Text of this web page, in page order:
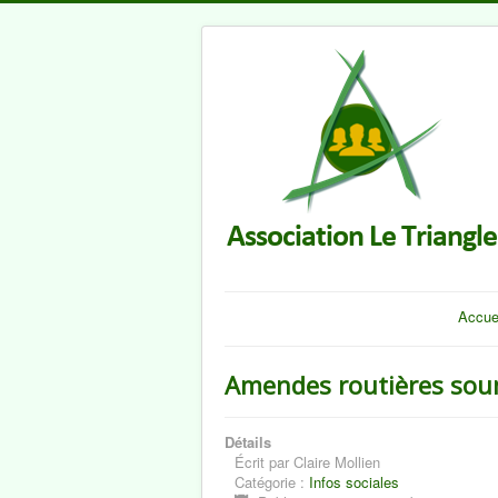
Amendes routières
Détails
Écrit par Claire Mollien
Catégorie : Infos sociales